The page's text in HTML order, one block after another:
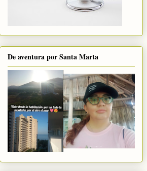
De aventura por Santa Marta